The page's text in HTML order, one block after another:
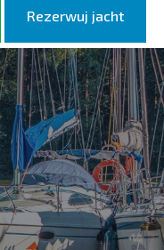
Rezerwuj jacht